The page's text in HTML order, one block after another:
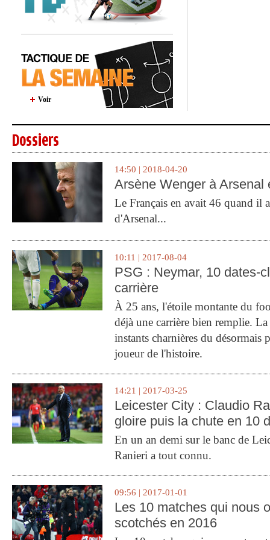
Voir
Dossiers
14:50 | 2018-04-20
Arsène Wenger à Arsenal
Le Français en avait 46 quand il
d'Arsenal...
10:11 | 2017-08-04
PSG : Neymar, 10 dates-
carrière
À 25 ans, l'étoile montante du
déjà une carrière bien remplie.
instants charnières du désormais
joueur de l'histoire.
14:21 | 2017-03-25
Leicester City : Claudio
gloire puis la chute en 10
En un an demi sur le banc de
Ranieri a tout connu.
09:56 | 2017-01-01
Les 10 matches qui nous
scotchés en 2016